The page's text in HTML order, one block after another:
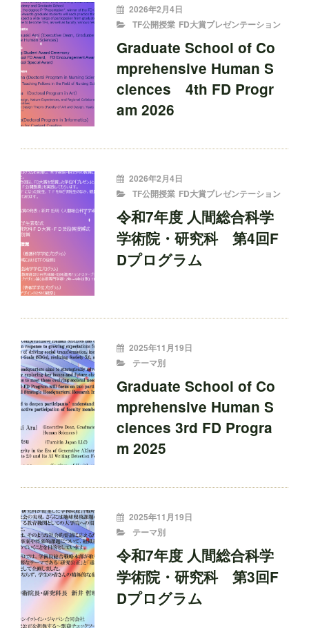
投
稿
2026年2月4日
CATEGORIES
TF公開授業 FD大賞プレゼンテーション
Graduate School of Co
mprehensive Human S
ciences 4th FD Progr
am 2026
投
稿
2026年2月4日
CATEGORIES
TF公開授業 FD大賞プレゼンテーション
令和7年度 人間総合科学
学術院・研究科 第4回F
Dプログラム
投
稿
2025年11月19日
CATEGORIES
テーマ別
Graduate School of Co
mprehensive Human S
ciences 3rd FD Progra
m 2025
投
稿
2025年11月19日
CATEGORIES
テーマ別
令和7年度 人間総合科学
学術院・研究科 第3回F
Dプログラム